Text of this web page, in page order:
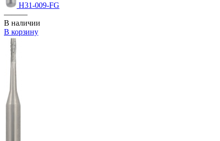
H31-009-FG
———
В наличии
В корзину